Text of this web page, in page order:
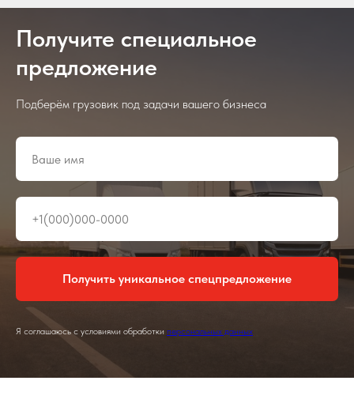
Получите специальное
предложение
Подберём грузовик под задачи вашего бизнеса
Получить уникальное спецпредложение
Я соглашаюсь с условиями обработки персональных данных